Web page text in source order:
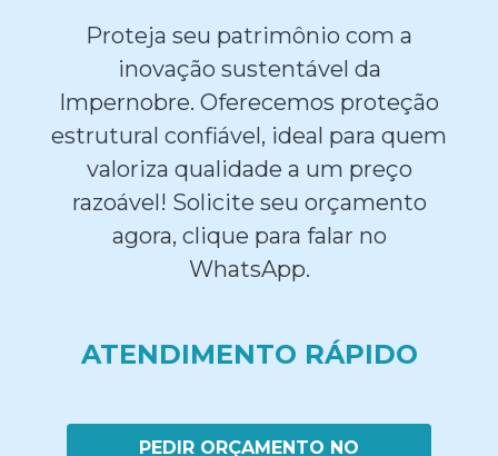
Proteja seu patrimônio com a
inovação sustentável da
Impernobre. Oferecemos proteção
estrutural confiável, ideal para quem
valoriza qualidade a um preço
razoável! Solicite seu orçamento
agora, clique para falar no
WhatsApp.
ATENDIMENTO RÁPIDO
PEDIR ORÇAMENTO NO